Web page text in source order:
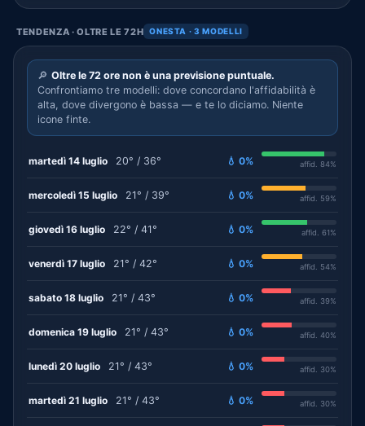
TENDENZA · OLTRE LE 72H ONESTA · 3 MODELLI
🔎 Oltre le 72 ore non è una previsione puntuale.
Confrontiamo tre modelli: dove concordano l'affidabilità è
alta, dove divergono è bassa — e te lo diciamo. Niente
icone finte.
martedì 14 luglio 20° / 36° 💧 0% affid. 84%
mercoledì 15 luglio 21° / 39° 💧 0% affid. 59%
giovedì 16 luglio 22° / 41° 💧 0% affid. 61%
venerdì 17 luglio 21° / 42° 💧 0% affid. 54%
sabato 18 luglio 21° / 43° 💧 0% affid. 39%
domenica 19 luglio 21° / 43° 💧 0% affid. 40%
lunedì 20 luglio 21° / 43° 💧 0% affid. 30%
martedì 21 luglio 21° / 43° 💧 0% affid. 30%